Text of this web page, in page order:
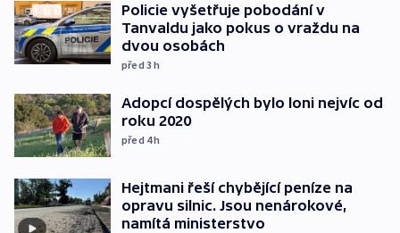
Policie vyšetřuje pobodání v
Tanvaldu jako pokus o vraždu na
dvou osobách
před 3h
Adopcí dospělých bylo loni nejvíc od
roku 2020
před 4h
Hejtmani řeší chybějící peníze na
opravu silnic. Jsou nenárokové,
namítá ministerstvo